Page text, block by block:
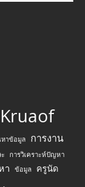
Kruaof
าข้อมูล
การงาน
การวิเคราะห์ปัญหา
า ข้อมูล ครูนัด